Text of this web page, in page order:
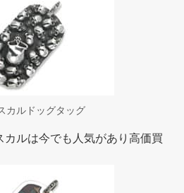
カルドッグタッグ
ルは今でも人気があり高価買